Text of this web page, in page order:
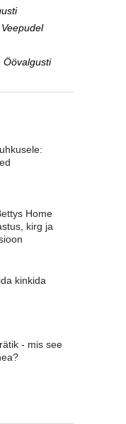
Veepudel
Öövalgusti
Home
kirg ja
kinkida
- mis see